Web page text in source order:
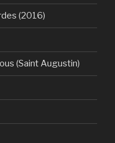
(2016)
(Saint Augustin)